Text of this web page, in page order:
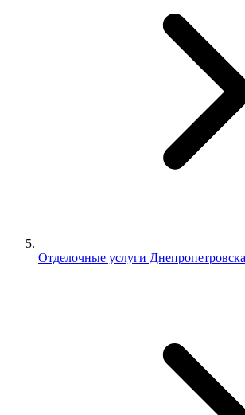
Отделочные услуги